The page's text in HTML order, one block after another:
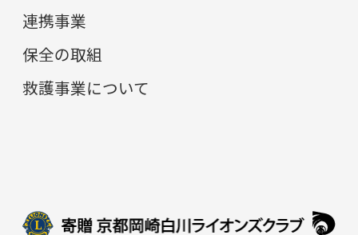
連携事業
保全の取組
救護事業について